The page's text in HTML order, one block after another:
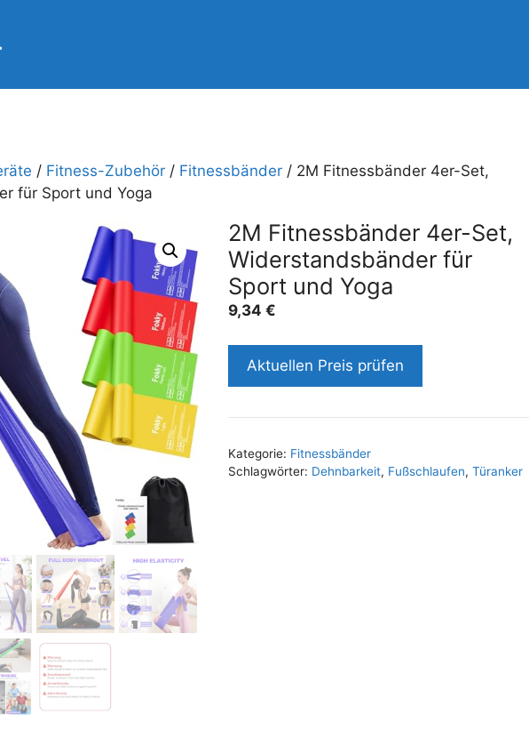
/ Fitness-Zubehör / Fitnessbänder / 2M Fitnessbänder 4er-Set,
für Sport und Yoga
2M Fitnessbänder 4er-Set,
Widerstandsbänder für
Sport und Yoga
9,34 €
Aktuellen Preis prüfen
Kategorie: Fitnessbänder
Schlagwörter: Dehnbarkeit, Fußschlaufen, Türanker